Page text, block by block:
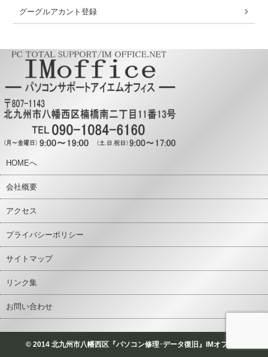
グーグルアカント登録
HOMEへ
会社概要
アクセス
プライバシーポリシー
サイトマップ
リンク集
お問い合わせ
© 2014 北九州市八幡西区『パソコン修理･データ復旧』IMオフィス